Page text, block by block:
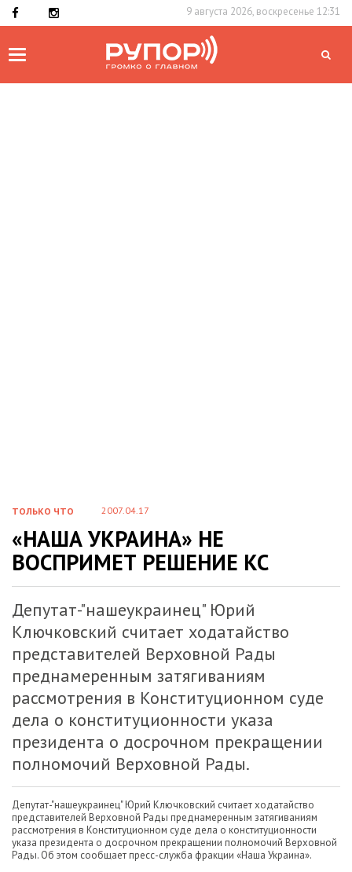
9 августа 2026, воскресенье 12:31
Toggle
ТОЛЬКО ЧТО 2007.04.17
«НАША УКРАИНА» НЕ
ВОСПРИМЕТ РЕШЕНИЕ КС
Депутат-"нашеукраинец" Юрий
Ключковский считает ходатайство
представителей Верховной Рады
преднамеренным затягиваниям
рассмотрения в Конституционном суде
дела о конституционности указа
президента о досрочном прекращении
полномочий Верховной Рады.
Депутат-"нашеукраинец" Юрий Ключковский считает ходатайство
представителей Верховной Рады преднамеренным затягиваниям
рассмотрения в Конституционном суде дела о конституционности
указа президента о досрочном прекращении полномочий Верховной
Рады. Об этом сообщает пресс-служба фракции «Наша Украина».